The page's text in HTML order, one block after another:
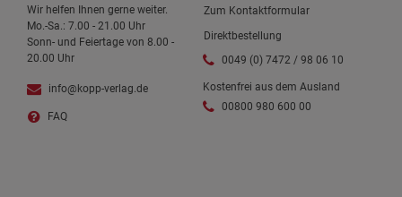
Wir helfen Ihnen gerne weiter.
Mo.-Sa.: 7.00 - 21.00 Uhr
Sonn- und Feiertage von 8.00 -
20.00 Uhr
info@kopp-verlag.de
FAQ
Zum Kontaktformular
Direktbestellung
0049 (0) 7472 / 98 06 10
Kostenfrei aus dem Ausland
00800 980 600 00